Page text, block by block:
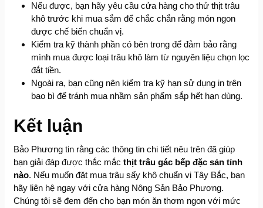
Nếu được, bạn hãy yêu cầu cửa hàng cho thử thịt trâu
khô trước khi mua sắm để chắc chắn rằng món ngon
được chế biến chuẩn vị.
Kiểm tra kỹ thành phần có bên trong để đảm bảo rằng
mình mua được loại trâu khô làm từ nguyên liệu chọn lọc
đắt tiền.
Ngoài ra, bạn cũng nên kiểm tra kỹ hạn sử dụng in trên
bao bì để tránh mua nhầm sản phẩm sắp hết hạn dùng.
Kết luận
Bảo Phương tin rằng các thông tin chi tiết nêu trên đã giúp
bạn giải đáp được thắc mắc thịt trâu gác bếp đặc sản tỉnh
nào. Nếu muốn đặt mua trâu sấy khô chuẩn vị Tây Bắc, bạn
hãy liên hệ ngay với cửa hàng Nông Sản Bảo Phương.
Chúng tôi sẽ đem đến cho bạn món ăn thơm ngon với mức